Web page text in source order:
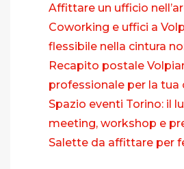
Affittare un ufficio
Coworking e uffici a
flessibile nella cintura
Recapito postale
professionale per la tua
Spazio eventi Torino: il
meeting, workshop e
Salette da affittare per